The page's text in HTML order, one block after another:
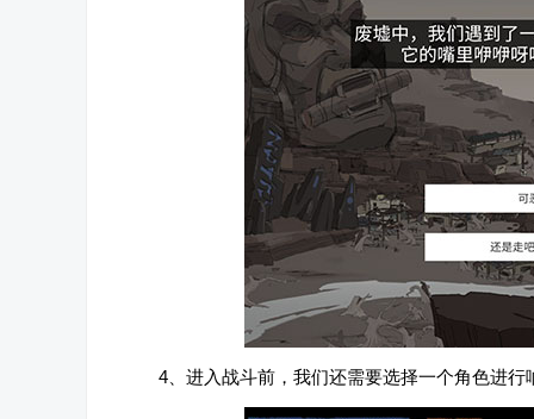
4、进入战斗前，我们还需要选择一个角色进行